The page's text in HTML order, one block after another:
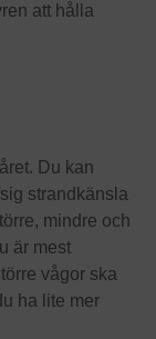
att hålla
Du kan
strandkänsla
mindre och
är mest
vågor ska
ha lite mer